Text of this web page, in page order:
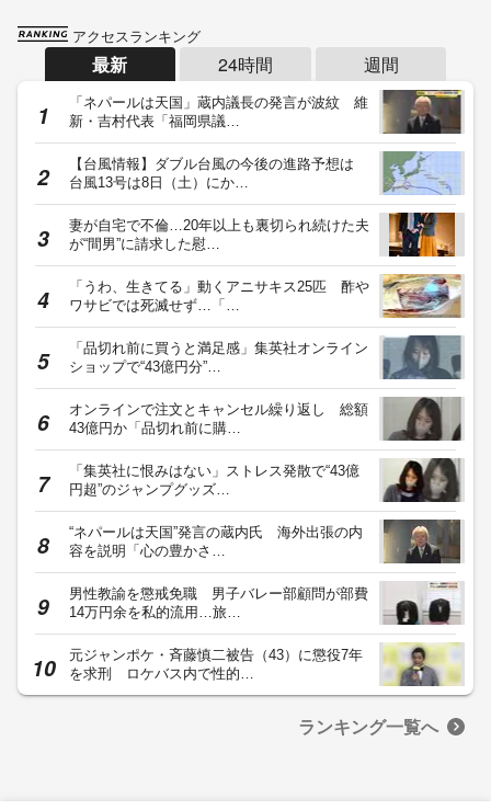
アクセスランキング
最新 24時間 週間
「ネパールは天国」蔵内議長の発言が波紋 維
新・吉村代表「福岡県議…
【台風情報】ダブル台風の今後の進路予想は
台風13号は8日（土）にか…
妻が自宅で不倫…20年以上も裏切られ続けた夫
が“間男”に請求した慰…
「うわ、生きてる」動くアニサキス25匹 酢や
ワサビでは死滅せず…「…
「品切れ前に買うと満足感」集英社オンライン
ショップで“43億円分”…
オンラインで注文とキャンセル繰り返し 総額
43億円か「品切れ前に購…
「集英社に恨みはない」ストレス発散で“43億
円超”のジャンプグッズ…
“ネパールは天国”発言の蔵内氏 海外出張の内
容を説明「心の豊かさ…
男性教諭を懲戒免職 男子バレー部顧問が部費
14万円余を私的流用…旅…
元ジャンポケ・斉藤慎二被告（43）に懲役7年
を求刑 ロケバス内で性的…
ランキング一覧へ